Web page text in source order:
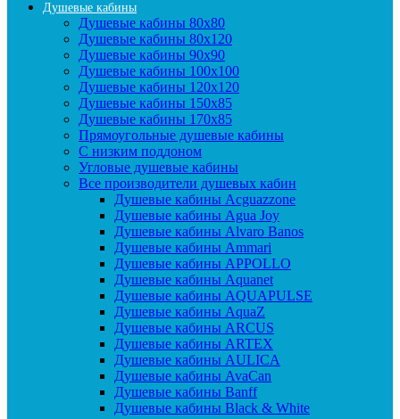
Душевые кабины
Душевые кабины 80x80
Душевые кабины 80x120
Душевые кабины 90х90
Душевые кабины 100x100
Душевые кабины 120x120
Душевые кабины 150x85
Душевые кабины 170x85
Прямоугольные душевые кабины
С низким поддоном
Угловые душевые кабины
Все производители душевых кабин
Душевые кабины Acguazzone
Душевые кабины Agua Joy
Душевые кабины Alvaro Banos
Душевые кабины Ammari
Душевые кабины APPOLLO
Душевые кабины Aquanet
Душевые кабины AQUAPULSE
Душевые кабины AquaZ
Душевые кабины ARCUS
Душевые кабины ARTEX
Душевые кабины AULICA
Душевые кабины AvaCan
Душевые кабины Banff
Душевые кабины Black & White